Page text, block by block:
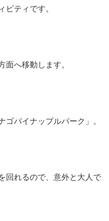
ビティです。
面へ移動します。
ゴパイナップルパーク」。
回れるので、意外と大人で